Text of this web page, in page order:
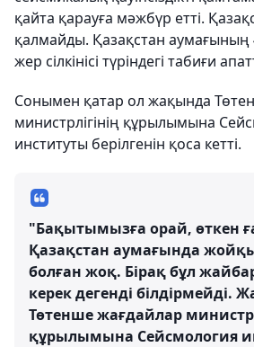
қайта қарауға мәжбүр етті.
қалмайды. Қазақстан аумағының
жер сілкінісі түріндегі табиғи
Сонымен қатар ол жақында
министрлігінің құрылымына
институты берілгенін қоса кетті.
"Бақытымызға орай, өткен
Қазақстан аумағында
болған жоқ. Бірақ бұл
керек дегенді білдірмейді.
Төтенше жағдайлар
құрылымына Сейсмология